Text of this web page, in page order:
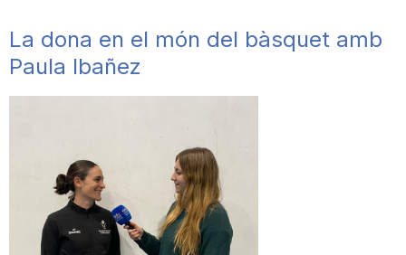
La dona en el món del bàsquet amb
Paula Ibañez